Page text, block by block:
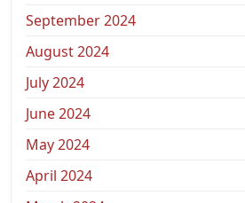
September 2024
August 2024
July 2024
June 2024
May 2024
April 2024